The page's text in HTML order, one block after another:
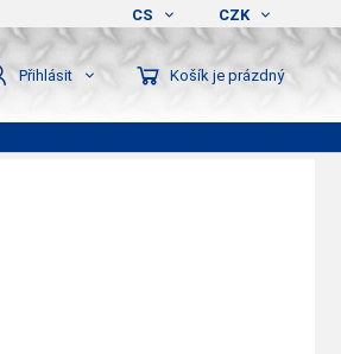
CS CZK
Přihlásit Košík je prázdný